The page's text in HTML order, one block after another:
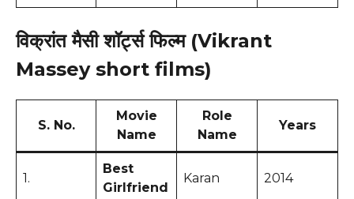
विक्रांत मैसी शॉर्ट्स फिल्म (Vikrant
Massey short films)
S. No.
Movie
Name
Role
Name
Years
1.
Best
Girlfriend
Karan 2014